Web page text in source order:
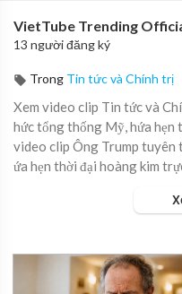
VietTube Trending
13 người đăng ký
Trong Tin tức và Chính trị
Xem video clip Tin tức và
hức tổng thống Mỹ, hứa hẹn
video clip Ông Trump tuyên
ứa hẹn thời đại hoàng kim
Đúng giữa trưa ngày 20.1
đã trở thành Tổng thống
trên hết và gọi ngày nhậm